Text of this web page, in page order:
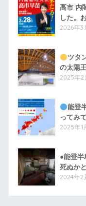
高市 内
した。
2026年3
ツタ
の太陽
2025年2
能登
ってみ
2025年1
●能登
死ぬか
2024年2